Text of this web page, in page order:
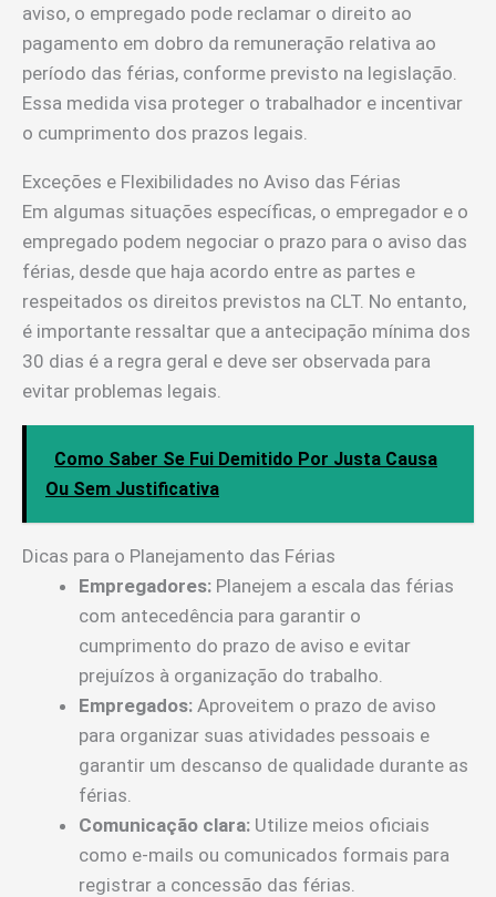
aviso, o empregado pode reclamar o direito ao
pagamento em dobro da remuneração relativa ao
período das férias, conforme previsto na legislação.
Essa medida visa proteger o trabalhador e incentivar
o cumprimento dos prazos legais.
Exceções e Flexibilidades no Aviso das Férias
Em algumas situações específicas, o empregador e o
empregado podem negociar o prazo para o aviso das
férias, desde que haja acordo entre as partes e
respeitados os direitos previstos na CLT. No entanto,
é importante ressaltar que a antecipação mínima dos
30 dias é a regra geral e deve ser observada para
evitar problemas legais.
Como Saber Se Fui Demitido Por Justa Causa
Ou Sem Justificativa
Dicas para o Planejamento das Férias
Empregadores: Planejem a escala das férias
com antecedência para garantir o
cumprimento do prazo de aviso e evitar
prejuízos à organização do trabalho.
Empregados: Aproveitem o prazo de aviso
para organizar suas atividades pessoais e
garantir um descanso de qualidade durante as
férias.
Comunicação clara: Utilize meios oficiais
como e-mails ou comunicados formais para
registrar a concessão das férias.